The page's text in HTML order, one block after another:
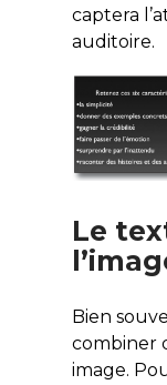
captera
auditoire.
Le
Bien
combiner
image.